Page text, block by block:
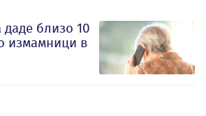
близо 10
измамници в